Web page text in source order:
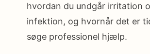
hvordan du undgår irritation
infektion, og hvornår det er
søge professionel hjælp.